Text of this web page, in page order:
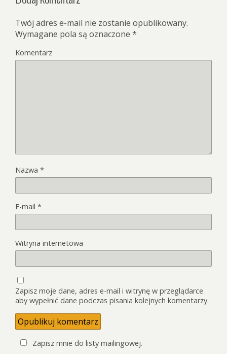
Twój adres e-mail nie zostanie opublikowany.
Wymagane pola są oznaczone *
Komentarz
Nazwa *
E-mail *
Witryna internetowa
Zapisz moje dane, adres e-mail i witrynę w przeglądarce
aby wypełnić dane podczas pisania kolejnych komentarzy.
Zapisz mnie do listy mailingowej.